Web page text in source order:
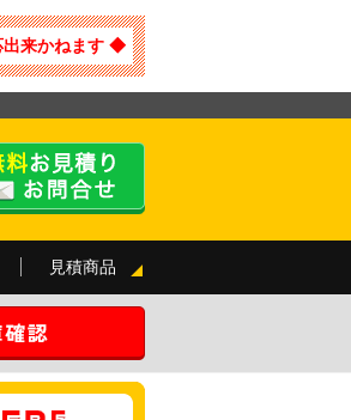
出来かねます ◆
見積商品